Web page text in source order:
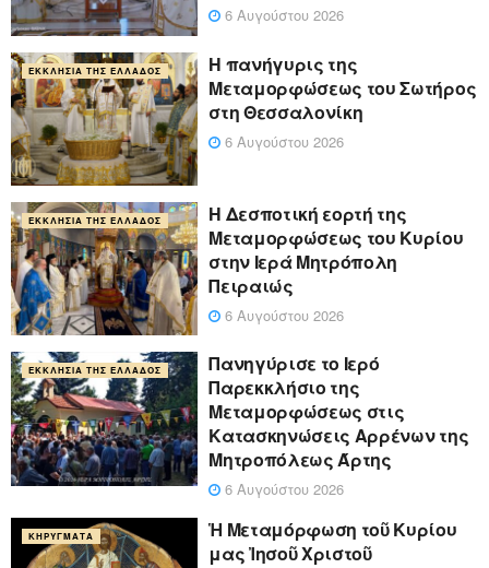
6 Αυγούστου 2026
ΕΚΚΛΗΣΊΑ ΤΗΣ ΕΛΛΆΔΟΣ
Η πανήγυρις της
Μεταμορφώσεως του Σωτήρος
στη Θεσσαλονίκη
6 Αυγούστου 2026
ΕΚΚΛΗΣΊΑ ΤΗΣ ΕΛΛΆΔΟΣ
Η Δεσποτική εορτή της
Μεταμορφώσεως του Κυρίου
στην Ιερά Μητρόπολη
Πειραιώς
6 Αυγούστου 2026
ΕΚΚΛΗΣΊΑ ΤΗΣ ΕΛΛΆΔΟΣ
Πανηγύρισε το Ιερό
Παρεκκλήσιο της
Μεταμορφώσεως στις
Κατασκηνώσεις Αρρένων της
Μητροπόλεως Άρτης
6 Αυγούστου 2026
ΚΗΡΎΓΜΑΤΑ
Ἡ Μεταμόρφωση τοῦ Κυρίου
μας Ἰησοῦ Χριστοῦ